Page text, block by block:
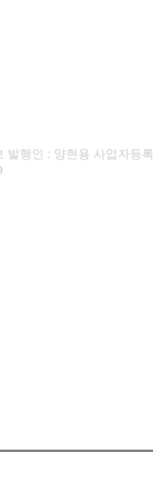
행인 : 양현용 사업자등